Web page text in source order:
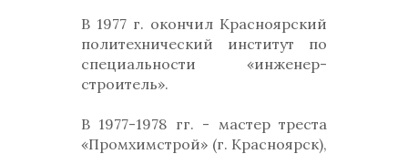
В 1977 г. окончил Красноярский
политехнический институт по
специальности «инженер-
строитель».
В 1977-1978 гг. - мастер треста
«Промхимстрой» (г. Красноярск),